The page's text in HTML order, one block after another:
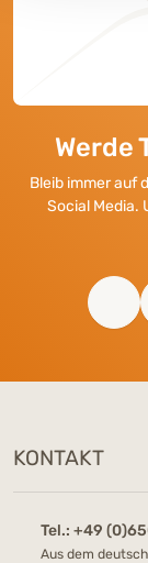
Werde
Bleib immer auf
Social Media.
KONTAKT
Tel.: +49
Aus dem